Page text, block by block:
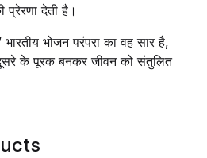
प्रेरणा देती है।
भोजन परंपरा का वह सार है,
के पूरक बनकर जीवन को संतुलित